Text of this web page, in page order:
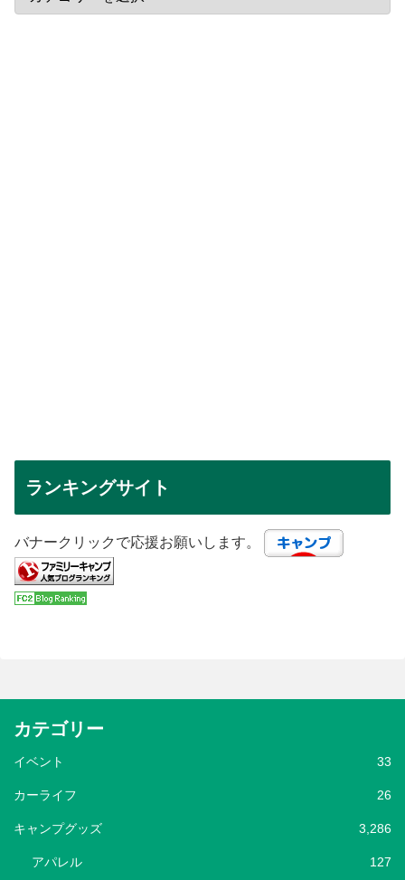
ランキングサイト
バナークリックで応援お願いします。
カテゴリー
イベント 33
カーライフ 26
キャンプグッズ 3,286
アパレル 127